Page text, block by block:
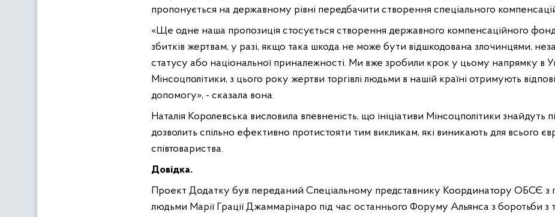
пропонується на державному рівні передбачити створення спеціального
«Ще одне наша пропозиція стосується створення державного компенсаційного
збитків жертвам, у разі, якщо така шкода не може бути відшкодована злочинцями,
статусу або національної приналежності. Ми вже зробили крок у цьому напрямку в
Мінсоцполітики, з цього року жертви торгівлі людьми в нашій країні отримують
допомогу», - сказала вона.
Наталія Королевська висловила впевненість, що ініціативи Мінсоцполітики
дозволить спільно ефективно протистояти тим викликам, які виникають для всього
співтовариства.
Довідка.
Проект Додатку був переданий Спеціальному представнику Координатору ОБСЄ з
людьми Марії Грації Джаммарінаро під час останнього Форуму Альянса з боротьби з